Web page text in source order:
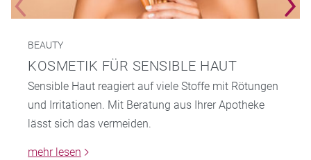
BEAUTY
KOSMETIK FÜR SENSIBLE HAUT
Sensible Haut reagiert auf viele Stoffe mit Rötungen
und Irritationen. Mit Beratung aus Ihrer Apotheke
lässt sich das vermeiden.
mehr lesen